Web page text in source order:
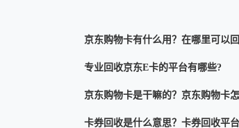
京东购物卡有什么用？在哪里可以
专业回收京东E卡的平台有哪些?
京东购物卡是干嘛的？京东购物卡
卡券回收是什么意思？卡券回收平台